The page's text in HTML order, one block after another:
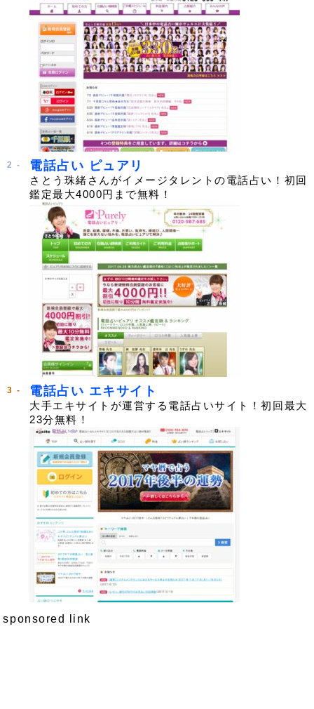
電話占い ピュアリ
さとう珠緒さんがイメージタレントの電話占い！初回
鑑定最大4000円まで無料！
電話占い エキサイト
大手エキサイトが運営する電話占いサイト！初回最大
23分無料！
sponsored link